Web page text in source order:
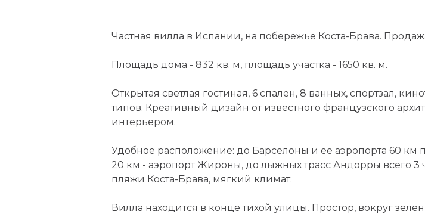
Частная вилла в Испании, на побережье Коста-Брава.
Площадь дома - 832 кв. м, площадь участка - 1650 кв. м.
Открытая светлая гостиная, 6 спален, 8 ванных, спортзал,
типов. Креативный дизайн от известного французского
интерьером.
Удобное расположение: до Барселоны и ее аэропорта 60
20 км - аэропорт Жироны, до лыжных трасс Андорры всего 3
пляжи Коста-Брава, мягкий климат.
Вилла находится в конце тихой улицы. Простор, вокруг